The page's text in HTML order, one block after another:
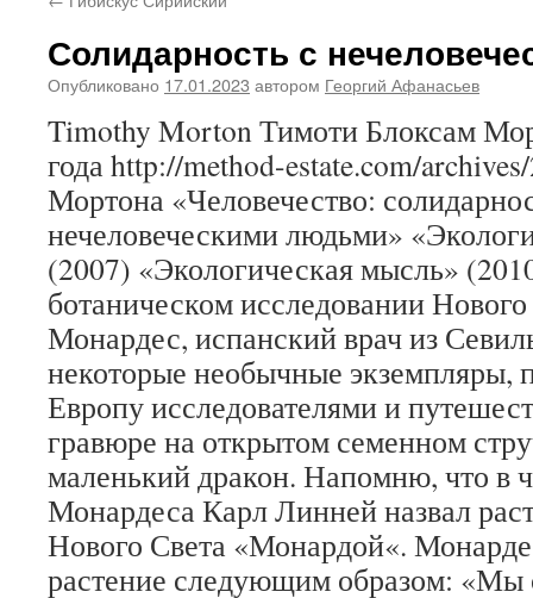
Солидарность с
Опубликовано 17.01.2023 автором Георгий Афанасьев
Timothy Morton Тимоти Блоксам
года http://method-estate.com/
Мортона «Человечество:
нечеловеческими людьми»
(2007) «Экологическая мысль»
ботаническом исследовании
Монардес, испанский врач из
некоторые необычные экземпляры,
Европу исследователями и
гравюре на открытом семенном
маленький дракон. Напомню, что в
Монардеса Карл Линней назвал
Нового Света «Монардой«.
растение следующим образом: «Мы